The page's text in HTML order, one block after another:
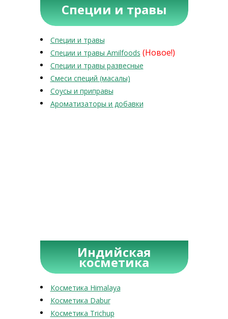
Специи и травы
Специи и травы
Специи и травы Amilfoods (Новое!)
Специи и травы развесные
Смеси специй (масалы)
Соусы и приправы
Ароматизаторы и добавки
Индийская
косметика
Косметика Himalaya
Косметика Dabur
Косметика Trichup